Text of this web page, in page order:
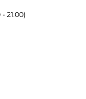
21.00)